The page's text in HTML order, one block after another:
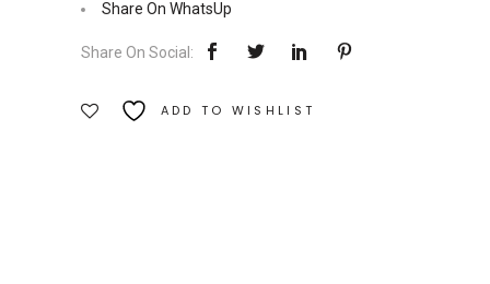
Share On WhatsUp
Share On Social:
ADD TO WISHLIST